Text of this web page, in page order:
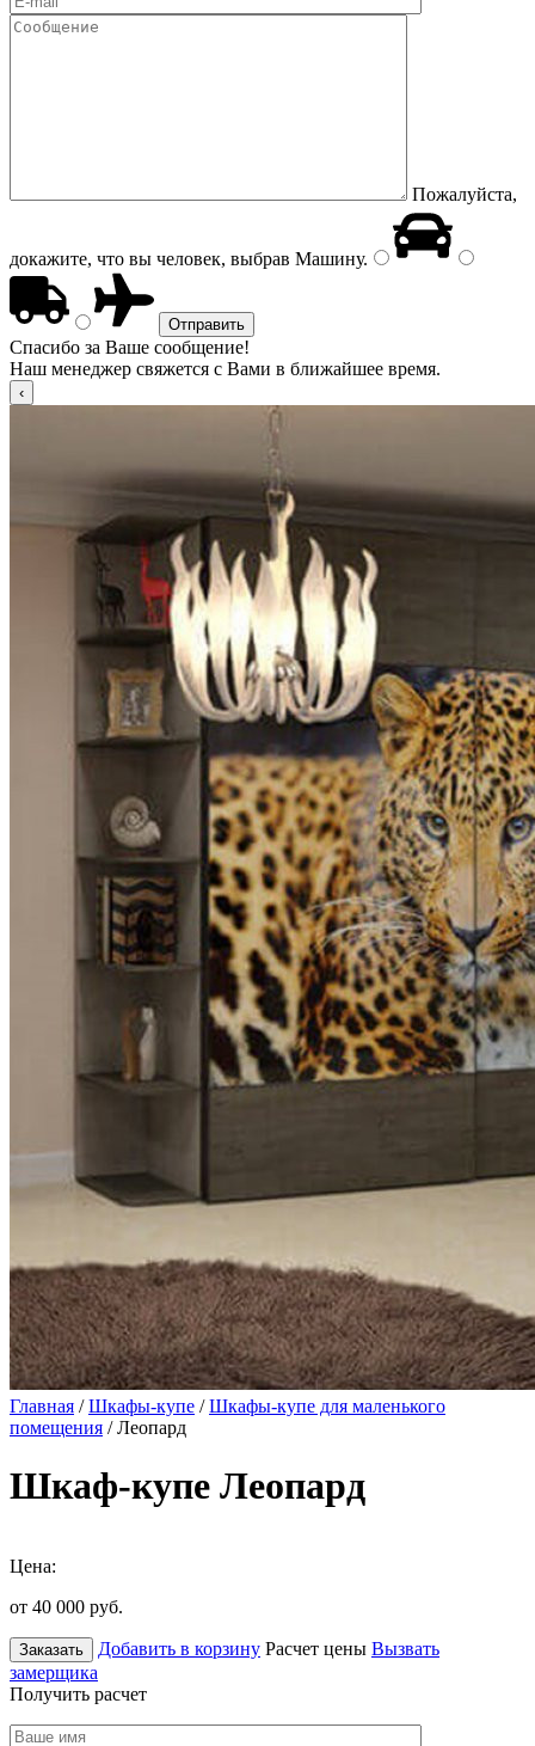
Пожалуйста,
докажите, что вы человек, выбрав Машину.
Спасибо за Ваше сообщение!
Наш менеджер свяжется с Вами в ближайшее время.
Главная /Шкафы-купе /Шкафы-купе для маленького
помещения / Леопард
Шкаф-купе Леопард
Цена:
от 40 000 руб.
Заказать Добавить в корзину Расчет цены Вызвать
замерщика
Получить расчет